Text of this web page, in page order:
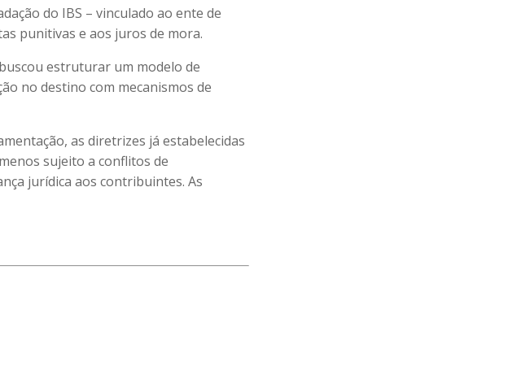
do IBS – vinculado ao ente de
punitivas e aos juros de mora.
estruturar um modelo de
no destino com mecanismos de
as diretrizes já estabelecidas
sujeito a conflitos de
jurídica aos contribuintes. As